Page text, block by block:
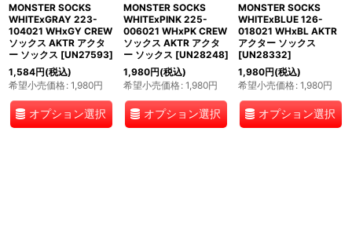
MONSTER SOCKS
WHITExGRAY 223-
104021 WHxGY CREW
ソックス AKTR アクタ
ー ソックス [UN27593]
1,584円(税込)
希望小売価格: 1,980円
オプション選択
MONSTER SOCKS
WHITExPINK 225-
006021 WHxPK CREW
ソックス AKTR アクタ
ー ソックス [UN28248]
1,980円(税込)
希望小売価格: 1,980円
オプション選択
MONSTER SOCKS
WHITExBLUE 126-
018021 WHxBL AKTR
アクター ソックス
[UN28332]
1,980円(税込)
希望小売価格: 1,980円
オプション選択